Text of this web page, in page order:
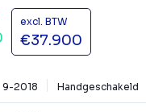
excl. BTW
€37.900
9-2018 Handgeschakeld